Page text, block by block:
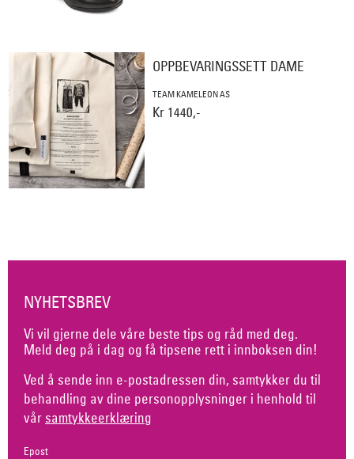
OPPBEVARINGSSETT DAME
TEAM KAMELEON AS
Kr 1440,-
NYHETSBREV
Vi vil gjerne dele våre beste tips og råd med deg.
Meld deg på i dag og få tipsene rett i innboksen din!
Ved å sende inn e-postadressen din, samtykker du til
behandling av dine personopplysninger i henhold til
vår samtykkeerklæring
Epost